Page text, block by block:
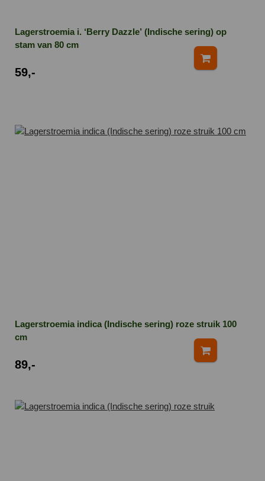
Lagerstroemia i. ‘Berry Dazzle’ (Indische sering) op
stam van 80 cm
59,-
Lagerstroemia indica (Indische sering) roze struik 100
cm
89,-